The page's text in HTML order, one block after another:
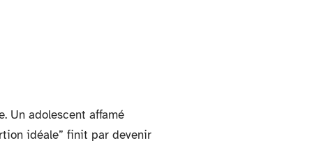
Un adolescent affamé
idéale” finit par devenir